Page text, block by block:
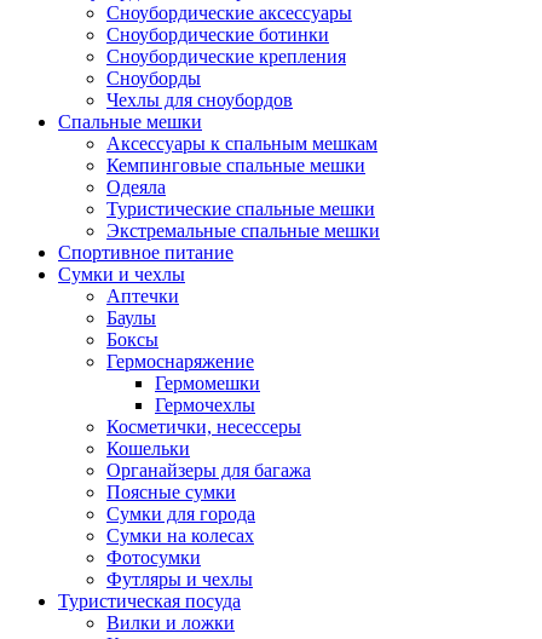
Сноубордические аксессуары
Сноубордические ботинки
Сноубордические крепления
Сноуборды
Чехлы для сноубордов
Спальные мешки
Аксессуары к спальным мешкам
Кемпинговые спальные мешки
Одеяла
Туристические спальные мешки
Экстремальные спальные мешки
Спортивное питание
Сумки и чехлы
Аптечки
Баулы
Боксы
Гермоснаряжение
Гермомешки
Гермочехлы
Косметички, несессеры
Кошельки
Органайзеры для багажа
Поясные сумки
Сумки для города
Сумки на колесах
Фотосумки
Футляры и чехлы
Туристическая посуда
Вилки и ложки